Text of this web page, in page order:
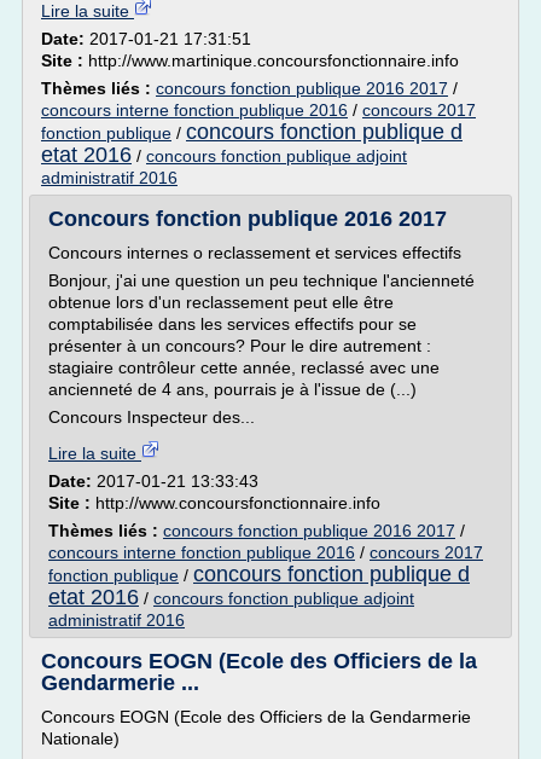
Lire la suite
Date: 2017-01-21 17:31:51
Site : http://www.martinique.concoursfonctionnaire.info
Thèmes liés : concours fonction publique 2016 2017 /
concours interne fonction publique 2016 / concours 2017
fonction publique / concours fonction publique d
etat 2016 / concours fonction publique adjoint
administratif 2016
Concours fonction publique 2016 2017
Concours internes o reclassement et services effectifs
Bonjour, j'ai une question un peu technique l'ancienneté
obtenue lors d'un reclassement peut elle être
comptabilisée dans les services effectifs pour se
présenter à un concours? Pour le dire autrement :
stagiaire contrôleur cette année, reclassé avec une
ancienneté de 4 ans, pourrais je à l'issue de (...)
Concours Inspecteur des...
Lire la suite
Date: 2017-01-21 13:33:43
Site : http://www.concoursfonctionnaire.info
Thèmes liés : concours fonction publique 2016 2017 /
concours interne fonction publique 2016 / concours 2017
fonction publique / concours fonction publique d
etat 2016 / concours fonction publique adjoint
administratif 2016
Concours EOGN (Ecole des Officiers de la
Gendarmerie ...
Concours EOGN (Ecole des Officiers de la Gendarmerie
Nationale)